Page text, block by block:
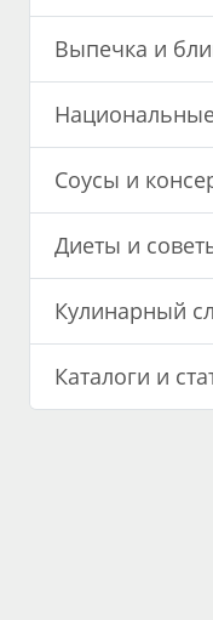
Выпечка и
Соусы и
Диеты и
Кулинарный
Каталоги и